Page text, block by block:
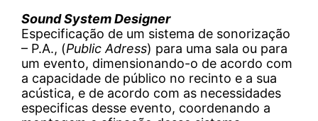
Sound System Designer
Especificação de um sistema de sonorização
– P.A., (Public Adress) para uma sala ou para
um evento, dimensionando-o de acordo com
a capacidade de público no recinto e a sua
acústica, e de acordo com as necessidades
especificas desse evento, coordenando a